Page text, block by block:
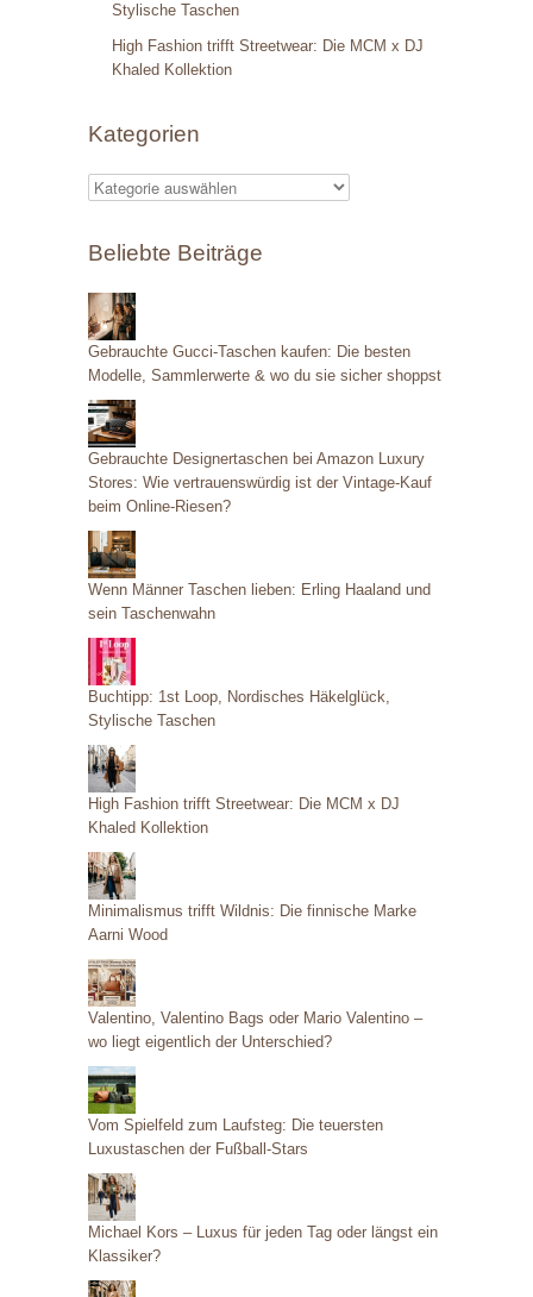
Stylische Taschen
High Fashion trifft Streetwear: Die MCM x DJ
Khaled Kollektion
Kategorien
K
t
e
g
o
r
i
e
n
Beliebte Beiträge
Gebrauchte Gucci-Taschen kaufen: Die besten
Modelle, Sammlerwerte & wo du sie sicher shoppst
Gebrauchte Designertaschen bei Amazon Luxury
Stores: Wie vertrauenswürdig ist der Vintage-Kauf
beim Online-Riesen?
Wenn Männer Taschen lieben: Erling Haaland und
sein Taschenwahn
Buchtipp: 1st Loop, Nordisches Häkelglück,
Stylische Taschen
High Fashion trifft Streetwear: Die MCM x DJ
Khaled Kollektion
Minimalismus trifft Wildnis: Die finnische Marke
Aarni Wood
Valentino, Valentino Bags oder Mario Valentino –
wo liegt eigentlich der Unterschied?
Vom Spielfeld zum Laufsteg: Die teuersten
Luxustaschen der Fußball-Stars
Michael Kors – Luxus für jeden Tag oder längst ein
Klassiker?